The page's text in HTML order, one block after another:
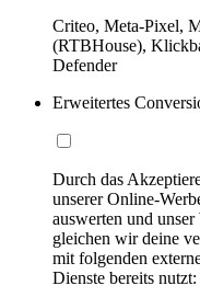
Criteo, Meta-Pixel,
(RTBHouse),
Defender
Erweitertes
Durch das
unserer Online-
auswerten und
gleichen wir deine
mit folgenden
Dienste bereits nutzt: